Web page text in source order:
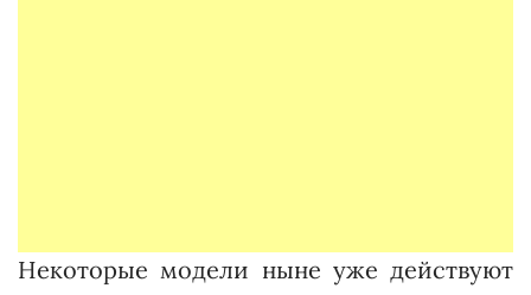
Некоторые модели ныне уже действуют